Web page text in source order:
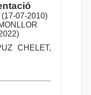
07-2010)
CHELET,